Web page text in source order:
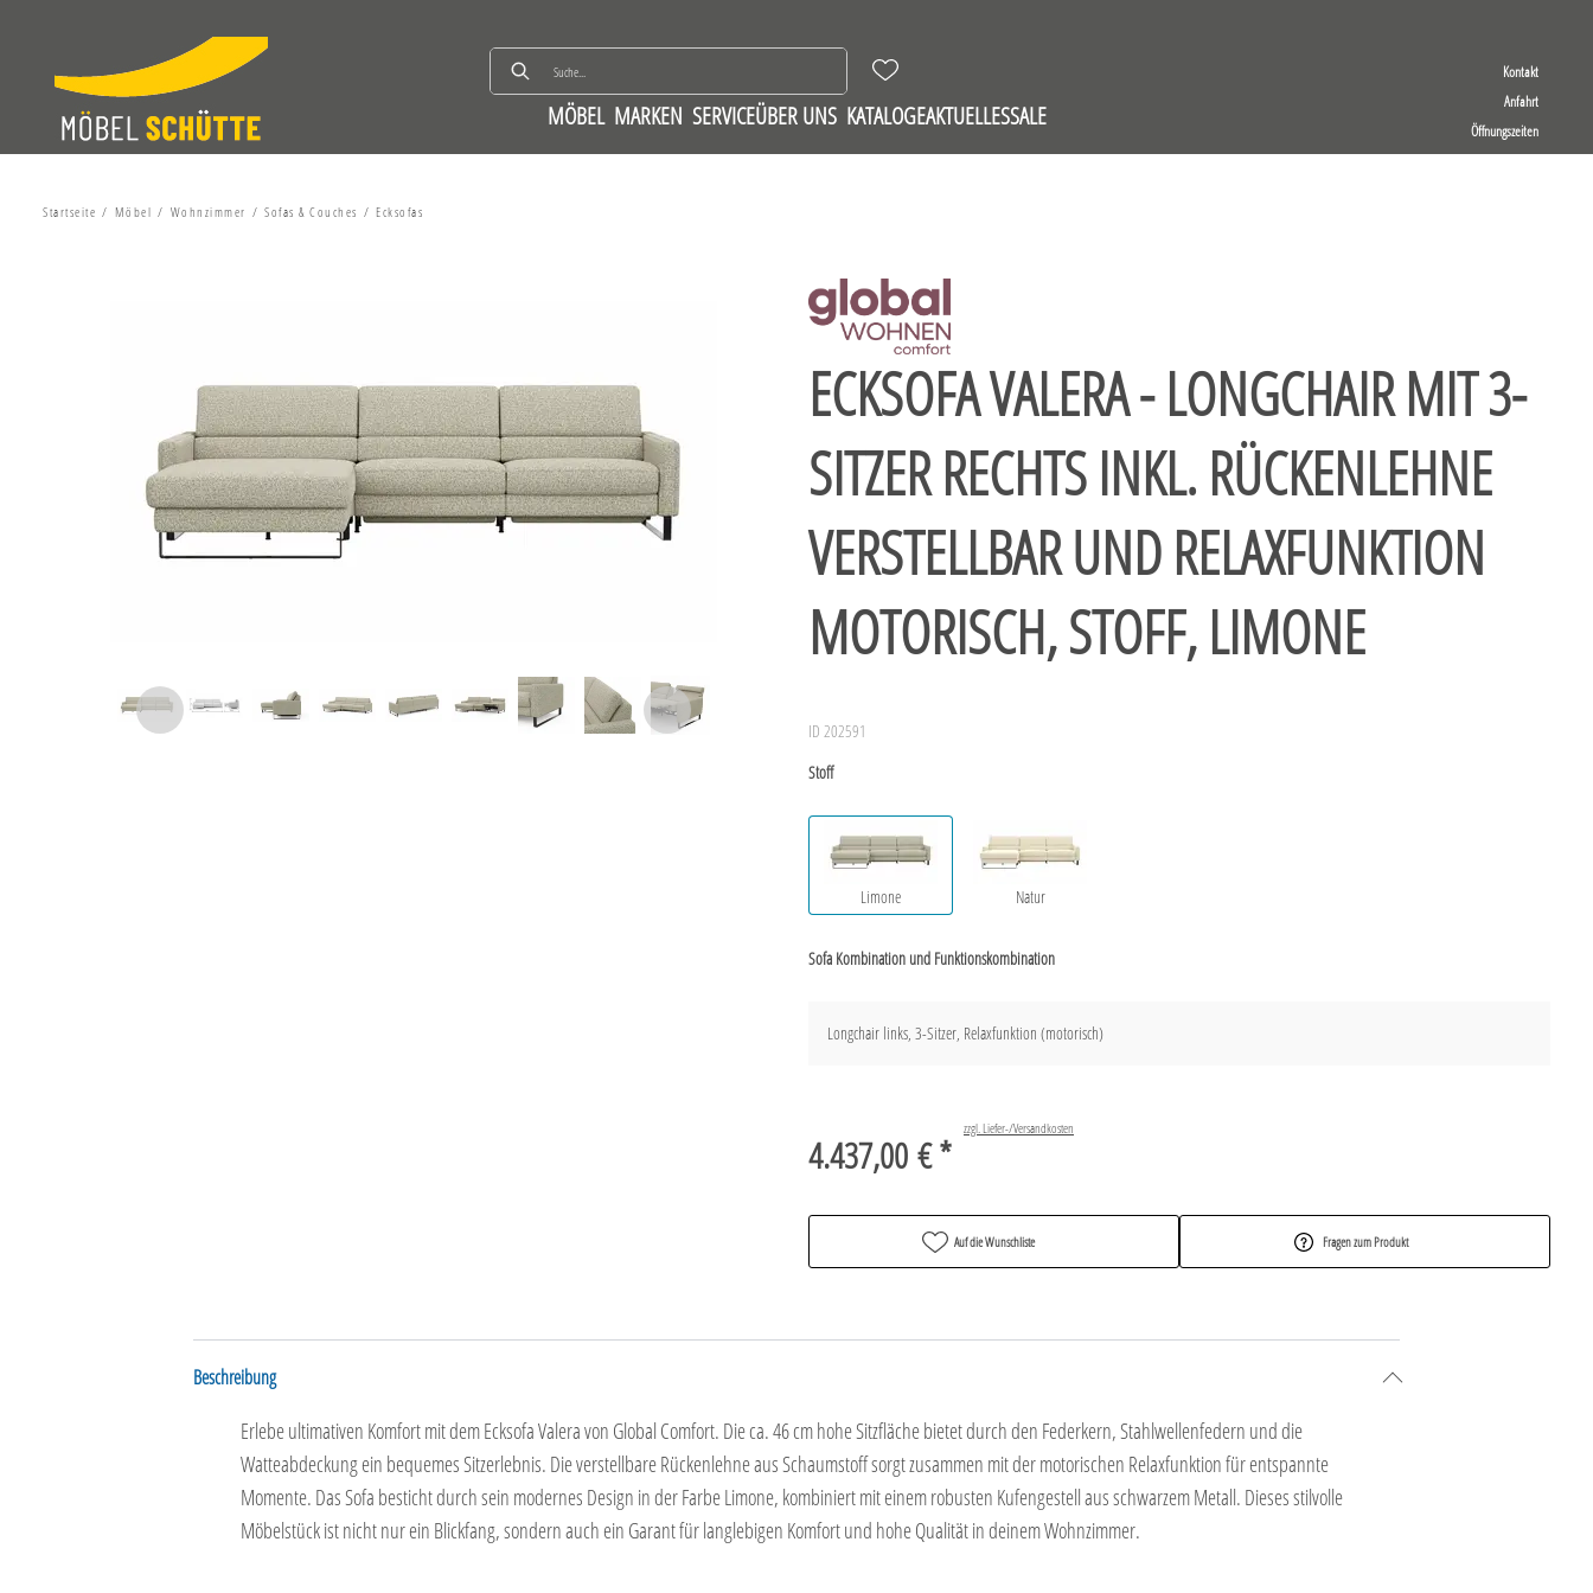
Kontakt
Anfahrt
Öffnungszeiten
MÖBEL MARKEN SERVICEÜBER UNS KATALOGEAKTUELLESSALE
Startseite Möbel Wohnzimmer Sofas & Couches Ecksofas
ECKSOFA VALERA - LONGCHAIR MIT 3-
SITZER RECHTS INKL. RÜCKENLEHNE
VERSTELLBAR UND RELAXFUNKTION
MOTORISCH, STOFF, LIMONE
ID 202591
Stoff
Limone Natur
Sofa Kombination und Funktionskombination
Longchair links, 3-Sitzer, Relaxfunktion (motorisch)
4.437,00 € *
zzgl. Liefer-/Versandkosten
Auf die Wunschliste Fragen zum Produkt
Beschreibung
Erlebe ultimativen Komfort mit dem Ecksofa Valera von Global Comfort. Die ca. 46 cm hohe Sitzfläche bietet durch den Federkern, Stahlwellenfedern und die
Watteabdeckung ein bequemes Sitzerlebnis. Die verstellbare Rückenlehne aus Schaumstoff sorgt zusammen mit der motorischen Relaxfunktion für entspannte
Momente. Das Sofa besticht durch sein modernes Design in der Farbe Limone, kombiniert mit einem robusten Kufengestell aus schwarzem Metall. Dieses stilvolle
Möbelstück ist nicht nur ein Blickfang, sondern auch ein Garant für langlebigen Komfort und hohe Qualität in deinem Wohnzimmer.